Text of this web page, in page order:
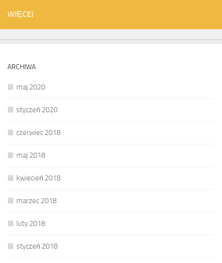
WIĘCEJ
ARCHIWA
maj 2020
styczeń 2020
czerwiec 2018
maj 2018
kwiecień 2018
marzec 2018
luty 2018
styczeń 2018